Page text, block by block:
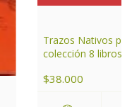
Trazos Nativos
colección 8 libros
$38.000